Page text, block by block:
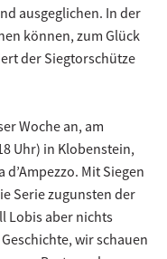
ausgeglichen. In der
können, zum Glück
der Siegtorschütze
Woche an, am
Uhr) in Klobenstein,
Mit Siegen
Serie zugunsten der
Lobis aber nichts
wir schauen